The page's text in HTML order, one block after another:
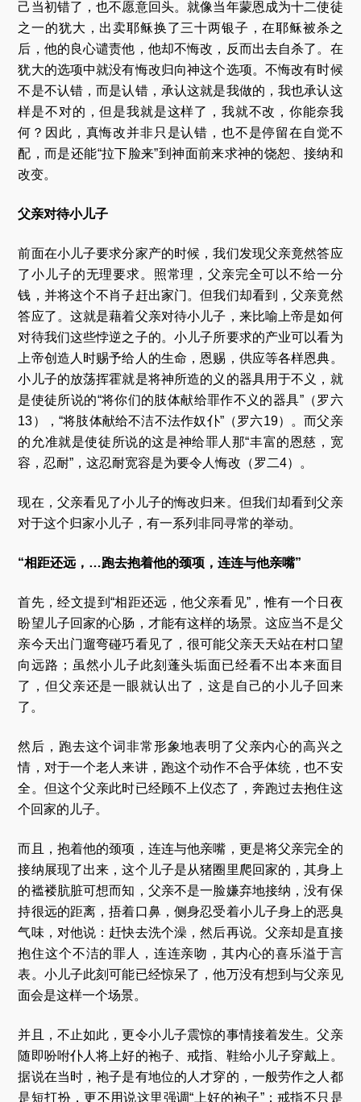
己当初错了，也不愿意回头。就像当年蒙恩成为十二使徒
之一的犹大，出卖耶稣换了三十两银子，在耶稣被杀之
后，他的良心谴责他，他却不悔改，反而出去自杀了。在
犹大的选项中就没有悔改归向神这个选项。不悔改有时候
不是不认错，而是认错，承认这就是我做的，我也承认这
样是不对的，但是我就是这样了，我就不改，你能奈我
何？因此，真悔改并非只是认错，也不是停留在自觉不
配，而是还能“拉下脸来”到神面前来求神的饶恕、接纳和
改变。
父亲对待小儿子
前面在小儿子要求分家产的时候，我们发现父亲竟然答应
了小儿子的无理要求。照常理，父亲完全可以不给一分
钱，并将这个不肖子赶出家门。但我们却看到，父亲竟然
答应了。这就是藉着父亲对待小儿子，来比喻上帝是如何
对待我们这些悖逆之子的。小儿子所要求的产业可以看为
上帝创造人时赐予给人的生命，恩赐，供应等各样恩典。
小儿子的放荡挥霍就是将神所造的义的器具用于不义，就
是使徒所说的“将你们的肢体献给罪作不义的器具”（罗六
13），“将肢体献给不洁不法作奴仆”（罗六19）。而父亲
的允准就是使徒所说的这是神给罪人那“丰富的恩慈，宽
容，忍耐”，这忍耐宽容是为要令人悔改（罗二4）。
现在，父亲看见了小儿子的悔改归来。但我们却看到父亲
对于这个归家小儿子，有一系列非同寻常的举动。
“相距还远，…跑去抱着他的颈项，连连与他亲嘴”
首先，经文提到“相距还远，他父亲看见”，惟有一个日夜
盼望儿子回家的心肠，才能有这样的场景。这应当不是父
亲今天出门遛弯碰巧看见了，很可能父亲天天站在村口望
向远路；虽然小儿子此刻蓬头垢面已经看不出本来面目
了，但父亲还是一眼就认出了，这是自己的小儿子回来
了。
然后，跑去这个词非常形象地表明了父亲内心的高兴之
情，对于一个老人来讲，跑这个动作不合乎体统，也不安
全。但这个父亲此时已经顾不上仪态了，奔跑过去抱住这
个回家的儿子。
而且，抱着他的颈项，连连与他亲嘴，更是将父亲完全的
接纳展现了出来，这个儿子是从猪圈里爬回家的，其身上
的褴褛肮脏可想而知，父亲不是一脸嫌弃地接纳，没有保
持很远的距离，捂着口鼻，侧身忍受着小儿子身上的恶臭
气味，对他说：赶快去洗个澡，然后再说。父亲却是直接
抱住这个不洁的罪人，连连亲吻，其内心的喜乐溢于言
表。小儿子此刻可能已经惊呆了，他万没有想到与父亲见
面会是这样一个场景。
并且，不止如此，更令小儿子震惊的事情接着发生。父亲
随即吩咐仆人将上好的袍子、戒指、鞋给小儿子穿戴上。
据说在当时，袍子是有地位的人才穿的，一般劳作之人都
是短打扮，更不用说这里强调“上好的袍子”；戒指不只是